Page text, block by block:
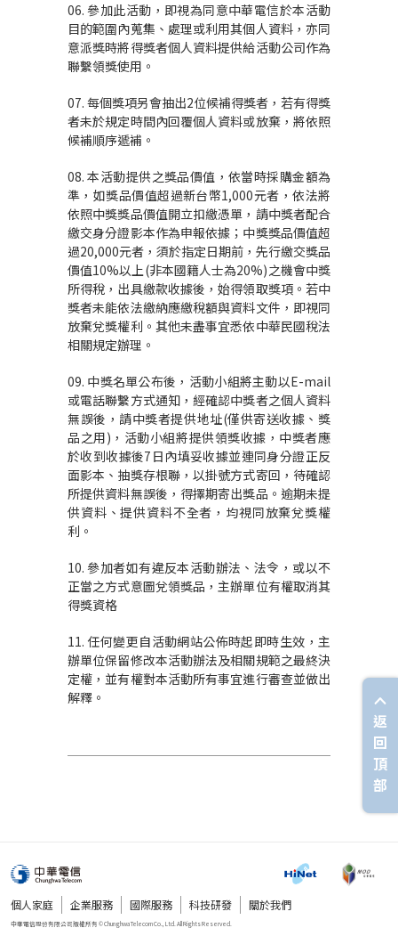
06. 參加此活動，即視為同意中華電信於本活動
目的範圍內蒐集、處理或利用其個人資料，亦同
意派獎時將得獎者個人資料提供給活動公司作為
聯繫領獎使用。
07. 每個獎項另會抽出2位候補得獎者，若有得獎
者未於規定時間內回覆個人資料或放棄，將依照
候補順序遞補。
08. 本活動提供之獎品價值，依當時採購金額為
準，如獎品價值超過新台幣1,000元者，依法將
依照中獎獎品價值開立扣繳憑單，請中獎者配合
繳交身分證影本作為申報依據；中獎獎品價值超
過20,000元者，須於指定日期前，先行繳交獎品
價值10%以上(非本國籍人士為20%)之機會中獎
所得稅，出具繳款收據後，始得領取獎項。若中
獎者未能依法繳納應繳稅額與資料文件，即視同
放棄兌獎權利。其他未盡事宜悉依中華民國稅法
相關規定辦理。
09. 中獎名單公布後，活動小組將主動以E-mail
或電話聯繫方式通知，經確認中獎者之個人資料
無誤後，請中獎者提供地址(僅供寄送收據、獎
品之用)，活動小組將提供領獎收據，中獎者應
於收到收據後7日內填妥收據並連同身分證正反
面影本、抽獎存根聯，以掛號方式寄回，待確認
所提供資料無誤後，得擇期寄出獎品。逾期未提
供資料、提供資料不全者，均視同放棄兌獎權
利。
10. 參加者如有違反本活動辦法、法令，或以不
正當之方式意圖兌領獎品，主辦單位有權取消其
得獎資格
11. 任何變更自活動網站公佈時起即時生效，主
辦單位保留修改本活動辦法及相關規範之最終決
定權，並有權對本活動所有事宜進行審查並做出
解釋。
個人家庭 企業服務 國際服務 科技研發 關於我們
返
回
頂
部